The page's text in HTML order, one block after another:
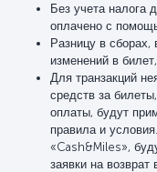
Без учета налога
оплачено с
Разницу в
изменений в
Для транзакций
средств за
оплаты, будут
правила и
«Cash&Miles»,
заявки на